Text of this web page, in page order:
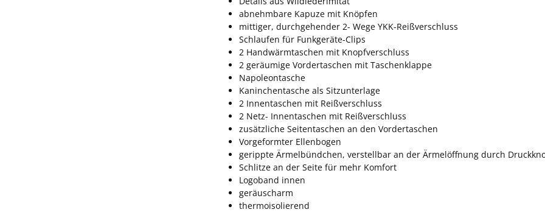
abnehmbare Kapuze mit Knöpfen
mittiger, durchgehender 2- Wege YKK-Reißverschluss
Schlaufen für Funkgeräte-Clips
2 Handwärmtaschen mit Knopfverschluss
2 geräumige Vordertaschen mit Taschenklappe
Napoleontasche
Kaninchentasche als Sitzunterlage
2 Innentaschen mit Reißverschluss
2 Netz- Innentaschen mit Reißverschluss
zusätzliche Seitentaschen an den Vordertaschen
Vorgeformter Ellenbogen
gerippte Ärmelbündchen, verstellbar an der Ärmelöffnung durch
Schlitze an der Seite für mehr Komfort
Logoband innen
geräuscharm
thermoisolierend